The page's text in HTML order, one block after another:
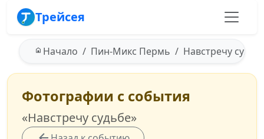
Трейсея
Начало Пин-Микс Пермь Навстречу
Фотографии с события
«Навстречу судьбе»